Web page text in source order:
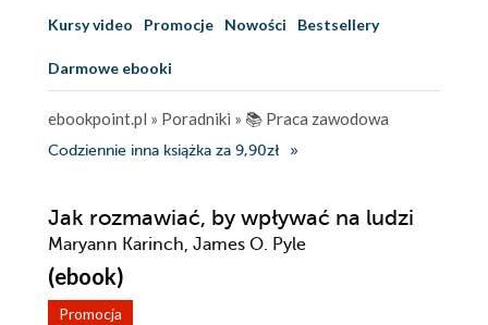
Kursy video Promocje Nowości Bestsellery
Darmowe ebooki
ebookpoint.pl » Poradniki » 📚 Praca zawodowa
Codziennie inna książka za 9,90zł
Jak rozmawiać, by wpływać na ludzi
Maryann Karinch, James O. Pyle
(ebook)
Promocja